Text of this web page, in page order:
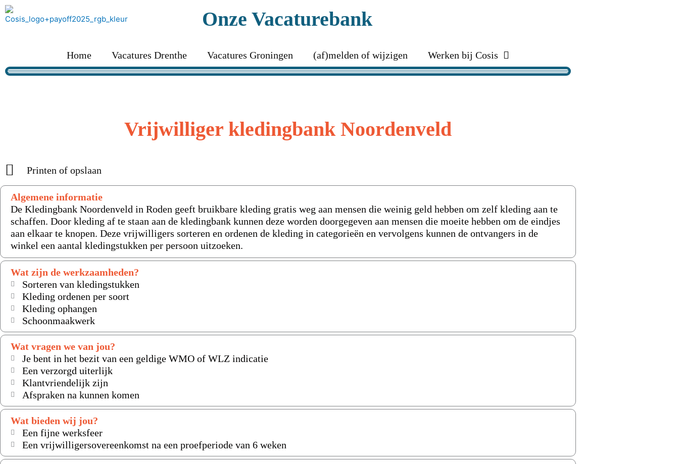
Ga
naar
Onze Vacaturebank
Home Vacatures Drenthe Vacatures Groningen (af)melden of wijzigen Werken bij Cosis
Vrijwilliger kledingbank Noordenveld
Printen of opslaan
Algemene informatie
De Kledingbank Noordenveld in Roden geeft bruikbare kleding gratis weg aan mensen die weinig geld hebben om zelf kleding aan te
schaffen. Door kleding af te staan aan de kledingbank kunnen deze worden doorgegeven aan mensen die moeite hebben om de eindjes
aan elkaar te knopen. Deze vrijwilligers sorteren en ordenen de kleding in categorieën en vervolgens kunnen de ontvangers in de
winkel een aantal kledingstukken per persoon uitzoeken.
Wat zijn de werkzaamheden?
Sorteren van kledingstukken
Kleding ordenen per soort
Kleding ophangen
Schoonmaakwerk
Wat vragen we van jou?
Je bent in het bezit van een geldige WMO of WLZ indicatie
Een verzorgd uiterlijk
Klantvriendelijk zijn
Afspraken na kunnen komen
Wat bieden wij jou?
Een fijne werksfeer
Een vrijwilligersovereenkomst na een proefperiode van 6 weken